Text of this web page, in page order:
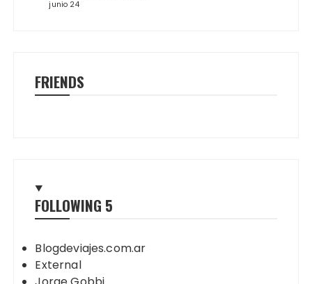
junio 24
FRIENDS
FOLLOWING 5
Blogdeviajes.com.ar
External